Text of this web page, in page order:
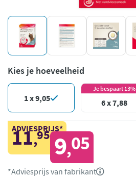
Kies je hoeveelheid
1 x 9,05
Je bespaart 13%
6 x 7,88
ADVIESPRIJS*
11,95 9,05
*Adviesprijs van fabrikant